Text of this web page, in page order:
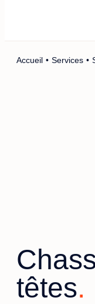
Accueil • Services •
têtes